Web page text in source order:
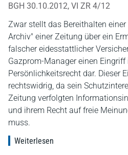
BGH 30.10.2012, VI ZR 4/12
Zwar stellt das Bereithalten
Archiv" einer Zeitung über ein
falscher eidesstattlicher
Gazprom-Manager einen
Persönlichkeitsrecht dar. Dieser
rechtswidrig, da sein
Zeitung verfolgten
und ihrem Recht auf freie
muss.
Weiterlesen